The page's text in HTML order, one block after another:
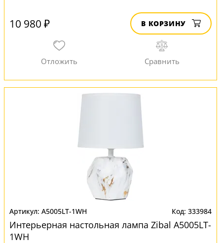
10 980 ₽ В КОРЗИНУ
A5005LT-1WH 333984
Интерьерная настольная лампа Zibal A5005LT-
1WH